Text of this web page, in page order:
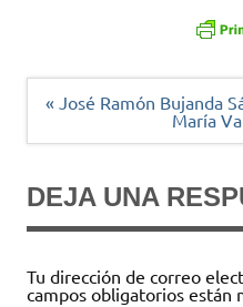
Navegación
« José Ramón Bujanda
María
DEJA UNA
Tu dirección de correo
campos obligatorios están